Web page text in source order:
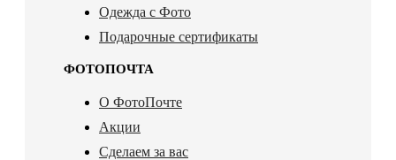
Одежда с Фото
Подарочные сертификаты
ФОТОПОЧТА
О ФотоПочте
Акции
Сделаем за вас